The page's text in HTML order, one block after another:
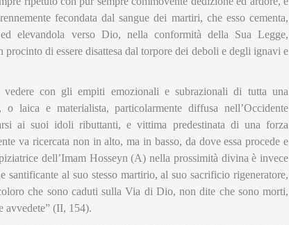
fecondata dal sangue dei martiri, che esso cementa,
elevandola verso Dio, nella conformità della Sua Legge,
di essere disattesa dal torpore dei deboli e degli ignavi e
vedere con gli empiti emozionali e subrazionali di tutta una
o laica e materialista, particolarmente diffusa nell’Occidente
ai suoi idoli ributtanti, e vittima predestinata di una forza
va ricercata non in alto, ma in basso, da dove essa procede e
dell’Imam Hosseyn (A) nella prossimità divina è invece
santificante al suo stesso martirio, al suo sacrificio rigeneratore,
che sono caduti sulla Via di Dio, non dite che sono morti,
avvedete” (II, 154).